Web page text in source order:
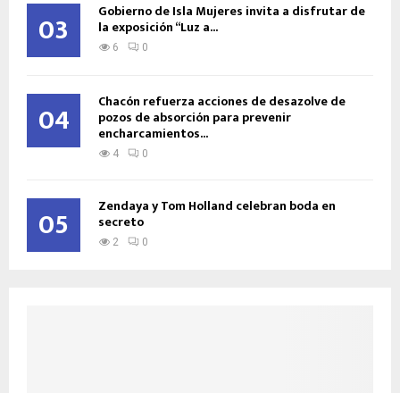
03 Gobierno de Isla Mujeres invita a disfrutar de
la exposición “Luz a...
6 0
04 Chacón refuerza acciones de desazolve de
pozos de absorción para prevenir
encharcamientos...
4 0
05 Zendaya y Tom Holland celebran boda en
secreto
2 0